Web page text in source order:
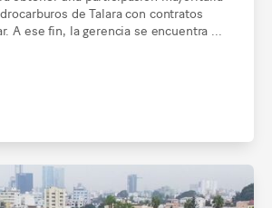
de Talara con contratos
A ese fin, la gerencia se encuentra ...